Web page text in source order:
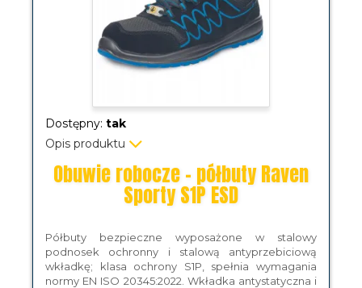
Dostępny: tak
Opis produktu
Obuwie robocze - półbuty Raven
Sporty S1P ESD
Półbuty bezpieczne wyposażone w stalowy
podnosek ochronny i stalową antyprzebiciową
wkładkę; klasa ochrony S1P, spełnia wymagania
normy EN ISO 20345:2022. Wkładka antystatyczna i